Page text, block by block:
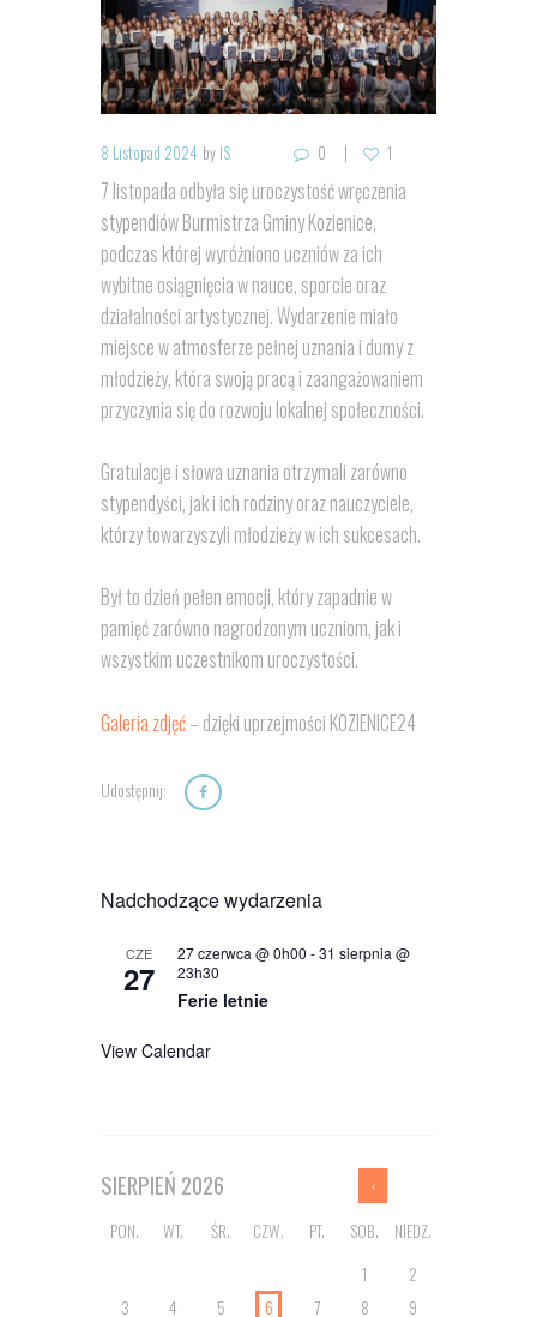
8 Listopad 2024 by IS 0 1
7 listopada odbyła się uroczystość wręczenia
stypendiów Burmistrza Gminy Kozienice,
podczas której wyróżniono uczniów za ich
wybitne osiągnięcia w nauce, sporcie oraz
działalności artystycznej. Wydarzenie miało
miejsce w atmosferze pełnej uznania i dumy z
młodzieży, która swoją pracą i zaangażowaniem
przyczynia się do rozwoju lokalnej społeczności.
Gratulacje i słowa uznania otrzymali zarówno
stypendyści, jak i ich rodziny oraz nauczyciele,
którzy towarzyszyli młodzieży w ich sukcesach.
Był to dzień pełen emocji, który zapadnie w
pamięć zarówno nagrodzonym uczniom, jak i
wszystkim uczestnikom uroczystości.
Galeria zdjęć– dzięki uprzejmości KOZIENICE24
Udostępnij:
Nadchodzące wydarzenia
CZE
27
27 czerwca @ 0h00 -31 sierpnia @
23h30
Ferie letnie
View Calendar
SIERPIEŃ 2026
PON. WT. ŚR. CZW. PT. SOB. NIEDZ.
1
2
3
4 5 6 7 8 9